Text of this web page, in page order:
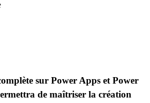
sur Power Apps et Power
de maîtriser la création